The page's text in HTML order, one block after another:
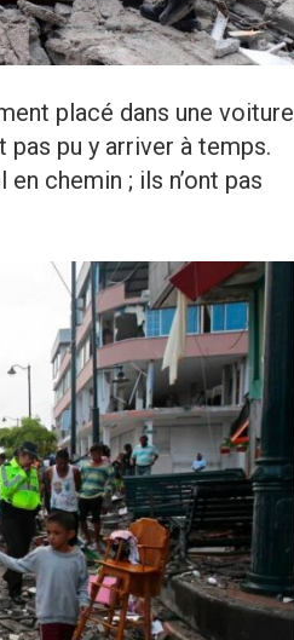
placé dans une voiture
pas pu y arriver à temps.
chemin ; ils n’ont pas